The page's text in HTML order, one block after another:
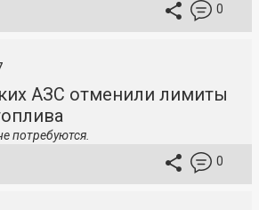
0
АЗС отменили лимиты
потребуются.
0